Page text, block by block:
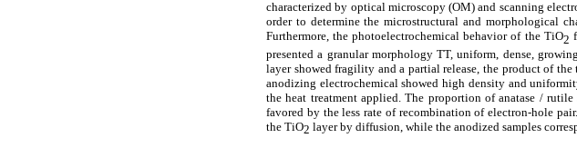
characterized by optical microscopy (OM) and scanning
order to determine the microstructural and morphological
Furthermore, the photoelectrochemical behavior of the TiO2
presented a granular morphology TT, uniform, dense,
layer showed fragility and a partial release, the product of
anodizing electrochemical showed high density and
the heat treatment applied. The proportion of anatase /
favored by the less rate of recombination of electron-hole
the TiO2 layer by diffusion, while the anodized samples